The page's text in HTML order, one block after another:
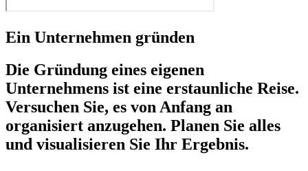
Ein Unternehmen gründen
Die Gründung eines eigenen
Unternehmens ist eine erstaunliche Reise.
Versuchen Sie, es von Anfang an
organisiert anzugehen. Planen Sie alles
und visualisieren Sie Ihr Ergebnis.